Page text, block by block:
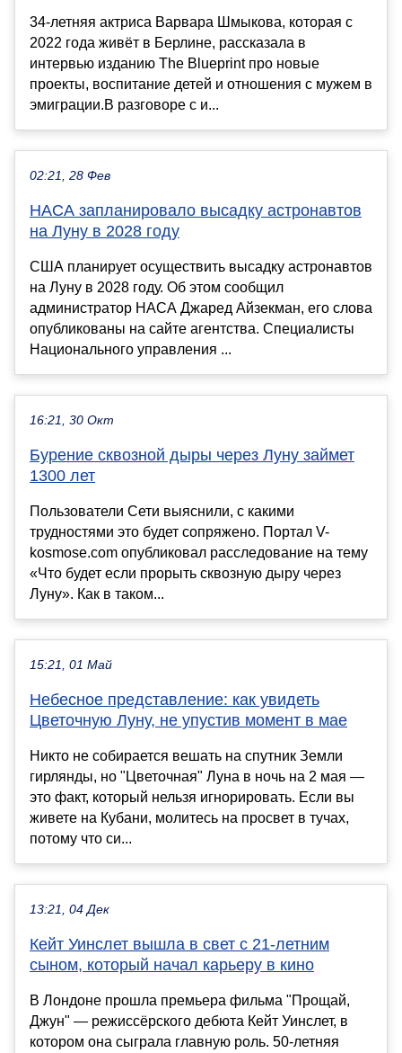
34-летняя актриса Варвара Шмыкова, которая с
2022 года живёт в Берлине, рассказала в
интервью изданию The Blueprint про новые
проекты, воспитание детей и отношения с мужем в
эмиграции.В разговоре с и...
02:21, 28 Фев
НАСА запланировало высадку астронавтов
на Луну в 2028 году
США планирует осуществить высадку астронавтов
на Луну в 2028 году. Об этом сообщил
администратор НАСА Джаред Айзекман, его слова
опубликованы на сайте агентства. Специалисты
Национального управления ...
16:21, 30 Окт
Бурение сквозной дыры через Луну займет
1300 лет
Пользователи Сети выяснили, с какими
трудностями это будет сопряжено. Портал V-
kosmose.com опубликовал расследование на тему
«Что будет если прорыть сквозную дыру через
Луну». Как в таком...
15:21, 01 Май
Небесное представление: как увидеть
Цветочную Луну, не упустив момент в мае
Никто не собирается вешать на спутник Земли
гирлянды, но "Цветочная" Луна в ночь на 2 мая —
это факт, который нельзя игнорировать. Если вы
живете на Кубани, молитесь на просвет в тучах,
потому что си...
13:21, 04 Дек
Кейт Уинслет вышла в свет с 21-летним
сыном, который начал карьеру в кино
В Лондоне прошла премьера фильма "Прощай,
Джун" — режиссёрского дебюта Кейт Уинслет, в
котором она сыграла главную роль. 50-летняя